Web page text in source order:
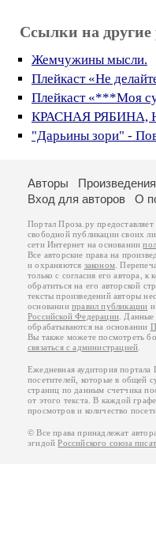
Ссылки на другие
Жемчужины мысли.
Плейкаст «Не
Плейкаст «***Моя
КРАСНАЯ РЯБИНА,
"Дарьины зори" -
Авторы Произведения
Вход для авторов
О
Портал Проза.ру
свободной публикации своих
сети Интернет на основании
Все авторские права на
и охраняются законом.
только с согласия его автора,
обратиться на его авторской
тексты произведений авторы
основанииправил публикации
Российской Федерации. Данные
обрабатываются на основании
Вы также можете посмотреть
связаться с администрацией.
Ежедневная аудитория
посетителей, которые в общей
страниц по данным счетчика
от этого текста. В каждой
просмотров и количество
© Все права принадлежат
эгидойРоссийского союза